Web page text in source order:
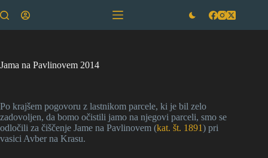
to
Jama na Pavlinovem 2014
Po krajšem pogovoru z lastnikom parcele, ki je bil zelo
zadovoljen, da bomo očistili jamo na njegovi parceli, smo se
odločili za čiščenje Jame na Pavlinovem (kat. št. 1891) pri
vasici Avber na Krasu.